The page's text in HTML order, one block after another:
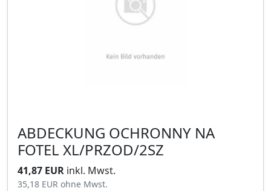
ABDECKUNG OCHRONNY NA
FOTEL XL/PRZOD/2SZ
41,87 EUR inkl. Mwst.
35,18 EUR ohne Mwst.